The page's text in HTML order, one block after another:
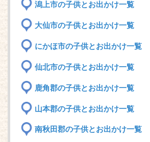
潟上市の子供とお出かけ一覧
大仙市の子供とお出かけ一覧
にかほ市の子供とお出かけ一覧
仙北市の子供とお出かけ一覧
鹿角郡の子供とお出かけ一覧
山本郡の子供とお出かけ一覧
南秋田郡の子供とお出かけ一覧